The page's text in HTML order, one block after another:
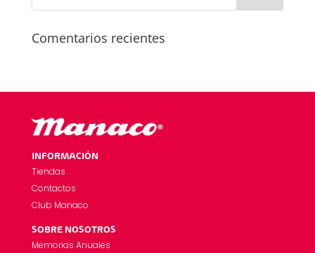
Comentarios recientes
INFORMACIÓN
Tiendas
Contactos
Club Manaco
SOBRE NOSOTROS
Memorias Anuales